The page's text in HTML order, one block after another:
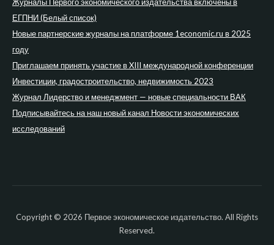
ЕГПНИ (Белый список)
Новые партнерские журналы на платформе 1economic.ru в 2025
году
Приглашаем принять участие в XIII международной конференции
Инвестиции, градостроительство, недвижимость 2023
Журнал Лидерство и менеджмент — новые специальности ВАК
Подписывайтесь на наш новый канал Новости экономических
исследований
Copyright © 2026 Первое экономическое издательство. All Rights
Reserved.